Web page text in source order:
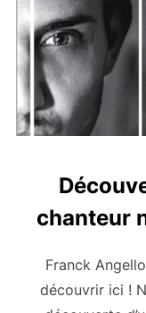
chanteur
Franck
découvrir ici !